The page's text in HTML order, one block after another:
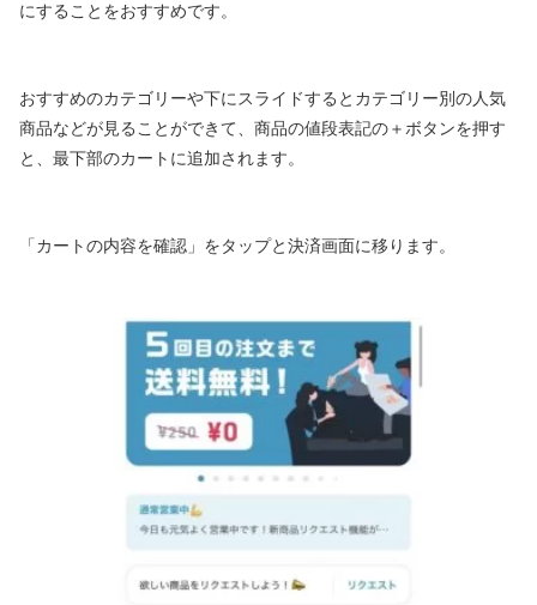
にすることをおすすめです。
おすすめのカテゴリーや下にスライドするとカテゴリー別の人気
商品などが見ることができて、商品の値段表記の＋ボタンを押す
と、最下部のカートに追加されます。
「カートの内容を確認」をタップと決済画面に移ります。